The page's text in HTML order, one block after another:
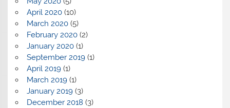
April 2020(10)
March 2020(5)
February 2020(2)
January 2020(1)
September 2019(1)
April 2019(1)
March 2019(1)
January 2019(3)
December 2018 (3)